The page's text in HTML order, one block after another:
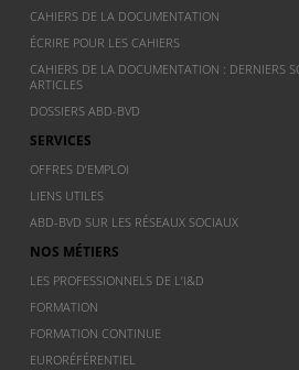
CAHIERS DE LA DOCUMENTATION
ÉCRIRE POUR LES CAHIERS
CAHIERS DE LA DOCUMENTATION : DERNIERS
ARTICLES
DOSSIERS ABD-BVD
SERVICES
OFFRES D’EMPLOI
LIENS UTILES
ABD-BVD SUR LES RÉSEAUX SOCIAUX
NOS MÉTIERS
LES PROFESSIONNELS DE L’I&D
FORMATION
FORMATION CONTINUE
EURORÉFÉRENTIEL